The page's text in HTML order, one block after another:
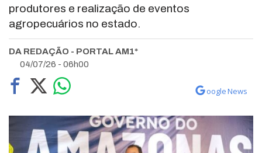
produtores e realização de eventos
agropecuários no estado.
DA REDAÇÃO - PORTAL AM1*
04/07/26 - 06h00
oogle News